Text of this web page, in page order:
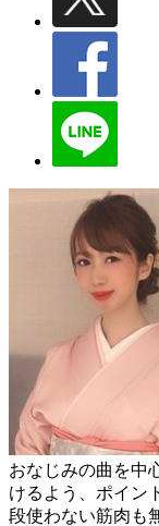
おなじみの曲を中
けるよう、ポイン
段使わない筋肉も